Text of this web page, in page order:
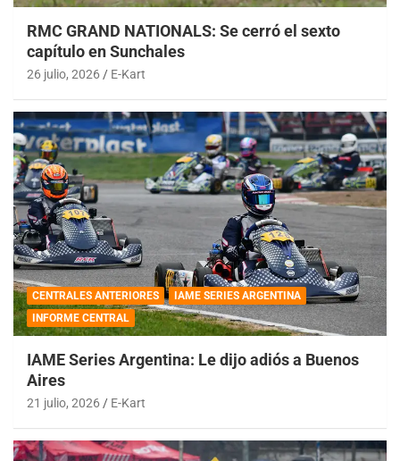
RMC GRAND NATIONALS: Se cerró el sexto
capítulo en Sunchales
26 julio, 2026 E-Kart
CENTRALES ANTERIORES
IAME SERIES ARGENTINA
INFORME CENTRAL
IAME Series Argentina: Le dijo adiós a Buenos
Aires
21 julio, 2026 E-Kart